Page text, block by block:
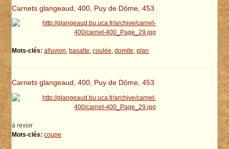
Carnets glangeaud, 400, Puy de Dôme, 453
Mots-clés: alluvion, basalte,coulée,domite,plan
Carnets glangeaud, 400, Puy de Dôme, 453
à revoir
Mots-clés: coupe